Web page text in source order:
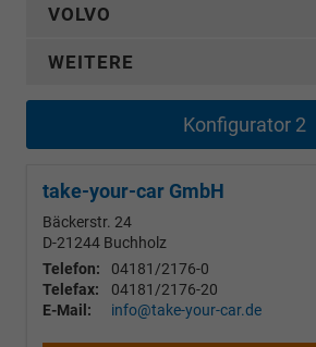
VOLVO
WEITERE
Konfigurator 2
take-your-car GmbH
Bäckerstr. 24
D-21244 Buchholz
Telefon:
04181/2176-0
Telefax:
04181/2176-20
E-Mail:
info@take-your-car.de